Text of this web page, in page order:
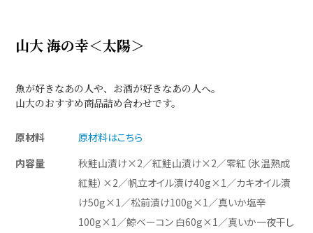
山大 海の幸＜太陽＞
魚が好きなあの人や、お酒が好きなあの人へ。
山大のおすすめ商品詰め合わせです。
原材料
原材料はこちら
内容量
秋鮭山漬け×2／紅鮭山漬け×2／零紅（氷温熟成
紅鮭）×2／帆立オイル漬け40g×1／カキオイル漬
け50g×1／松前漬け100g×1／真いか塩辛
100g×1／鯨ベーコン 白60g×1／真いか一夜干し